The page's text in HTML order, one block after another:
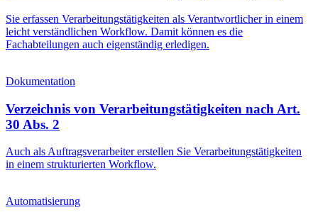
Sie erfassen Verarbeitungstätigkeiten als Verantwortlicher in einem
leicht verständlichen Workflow. Damit können es die
Fachabteilungen auch eigenständig erledigen.
Dokumentation
Verzeichnis von Verarbeitungs­tätigkeiten nach Art.
30 Abs. 2
Auch als Auftragsverarbeiter erstellen Sie Verarbeitungstätigkeiten
in einem strukturierten Workflow.
Automatisierung